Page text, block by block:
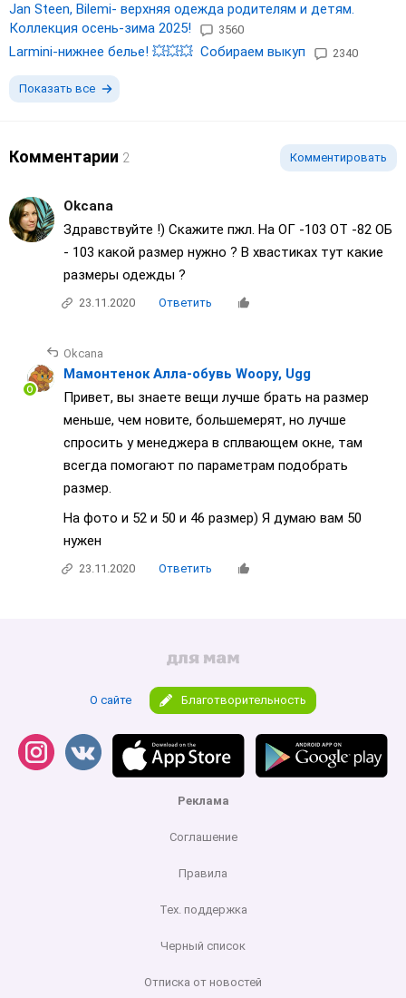
Jan Steen, Bilemi- верхняя одежда родителям и детям.
Коллекция осень-зима 2025!
3560
Larmini-нижнее белье! 💥💥💥 Собираем выкуп 2340
Показать все
Комментарии 2 Комментировать
Okcana
Здравствуйте !) Скажите пжл. На ОГ -103 ОТ -82 ОБ
- 103 какой размер нужно ? В хвастиках тут какие
размеры одежды ?
23.11.2020 Ответить
Okcana
Мамонтенок Алла-обувь Woopy, Ugg
Привет, вы знаете вещи лучше брать на размер
меньше, чем новите, большемерят, но лучше
спросить у менеджера в сплвающем окне, там
всегда помогают по параметрам подобрать
размер.
На фото и 52 и 50 и 46 размер) Я думаю вам 50
нужен
23.11.2020 Ответить
О сайте Благотворительность
Реклама
Соглашение
Правила
Тех. поддержка
Черный список
Отписка от новостей